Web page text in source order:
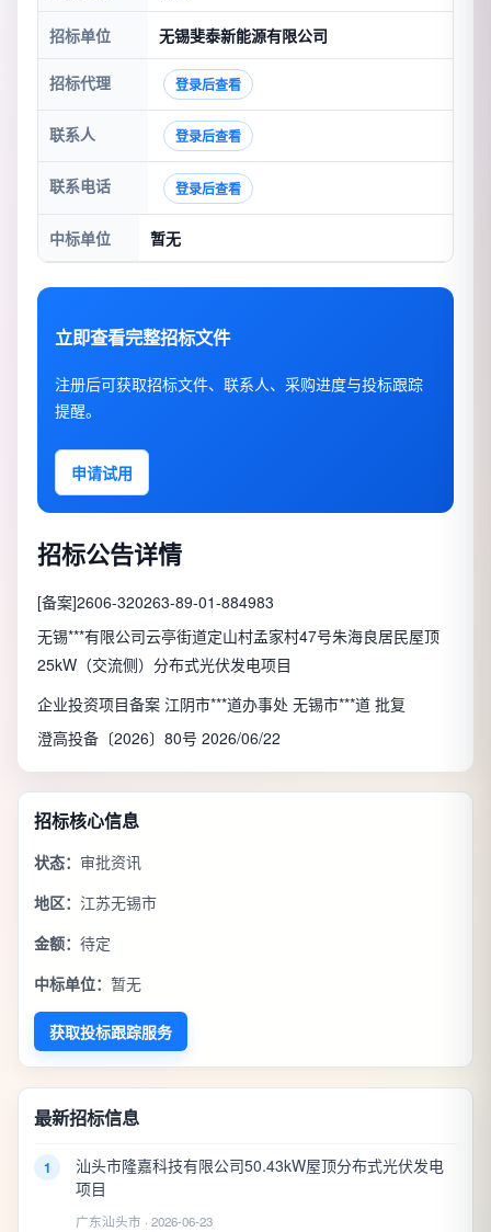
招标单位 无锡斐泰新能源有限公司
招标代理 登录后查看
联系人 登录后查看
联系电话 登录后查看
中标单位 暂无
立即查看完整招标文件
注册后可获取招标文件、联系人、采购进度与投标跟踪
提醒。
申请试用
招标公告详情
[备案]2606-320263-89-01-884983
无锡***有限公司云亭街道定山村孟家村47号朱海良居民屋顶
25kW（交流侧）分布式光伏发电项目
企业投资项目备案 江阴市***道办事处 无锡市***道 批复
澄高投备〔2026〕80号 2026/06/22
招标核心信息
状态： 审批资讯
地区： 江苏无锡市
金额： 待定
中标单位： 暂无
获取投标跟踪服务
最新招标信息
1
汕头市隆嘉科技有限公司50.43kW屋顶分布式光伏发电
项目
广东汕头市 · 2026-06-23